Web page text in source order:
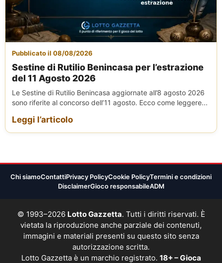
Pubblicato il 08/08/2026
Sestine di Rutilio Benincasa per l’estrazione
del 11 Agosto 2026
Le Sestine di Rutilio Benincasa aggiornate all’8 agosto 2026
sono riferite al concorso dell’11 agosto. Ecco come leggere...
Leggi l’articolo
Chi siamoContattiPrivacy PolicyCookie PolicyTermini e condizioni
DisclaimerGioco responsabileADM
© 1993–2026 Lotto Gazzetta. Tutti i diritti riservati. È
vietata la riproduzione anche parziale dei contenuti,
immagini e materiali presenti su questo sito senza
autorizzazione scritta.
Lotto Gazzetta è un marchio registrato. 18+ – Gioca